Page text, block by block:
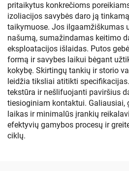
pritaikytus konkrečioms
izoliacijos savybės daro ją
taikymuose. Jos ilgaamžiškumas
našumą, sumažindamas keitimo
eksploatacijos išlaidas. Putos
formą ir savybes laikui bėgant
kokybę. Skirtingų tankių ir storio
leidžia tiksliai atitikti
tekstūra ir nešlifuojanti paviršius
tiesioginiam kontaktui. Galiausiai,
laikas ir minimalūs įrankių
efektyvių gamybos procesų ir
ciklų.